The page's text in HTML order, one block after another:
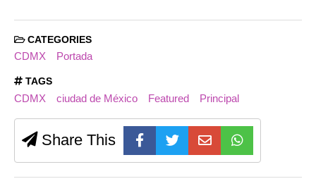
CATEGORIES
CDMX Portada
TAGS
CDMX ciudad de México Featured Principal
Share This